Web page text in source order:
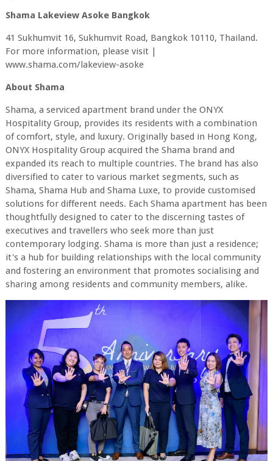
Shama Lakeview Asoke Bangkok
41 Sukhumvit 16, Sukhumvit Road, Bangkok 10110, Thailand.
For more information, please visit |
www.shama.com/lakeview-asoke
About Shama
Shama, a serviced apartment brand under the ONYX
Hospitality Group, provides its residents with a combination
of comfort, style, and luxury. Originally based in Hong Kong,
ONYX Hospitality Group acquired the Shama brand and
expanded its reach to multiple countries. The brand has also
diversified to cater to various market segments, such as
Shama, Shama Hub and Shama Luxe, to provide customised
solutions for different needs. Each Shama apartment has been
thoughtfully designed to cater to the discerning tastes of
executives and travellers who seek more than just
contemporary lodging. Shama is more than just a residence;
it's a hub for building relationships with the local community
and fostering an environment that promotes socialising and
sharing among residents and community members, alike.